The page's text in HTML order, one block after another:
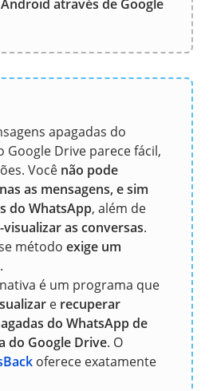
através de Google
apagadas do
Google Drive parece fácil,
Você não pode
as mensagens, e sim
do WhatsApp, além de
as conversas.
método exige um
.
é um programa que
e recuperar
do WhatsApp de
do Google Drive. O
oferece exatamente